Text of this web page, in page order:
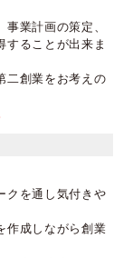
業計画の策定、
することが出来ま
二創業をお考えの
クを通し気付きや
作成しながら創業